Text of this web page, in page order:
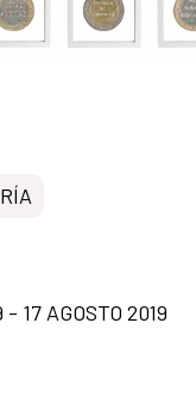
17 AGOSTO 2019